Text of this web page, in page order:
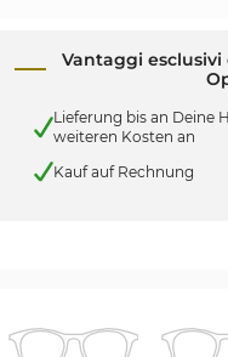
Vantaggi
Lieferung bis an Deine
weiteren Kosten an
Kauf auf Rechnung